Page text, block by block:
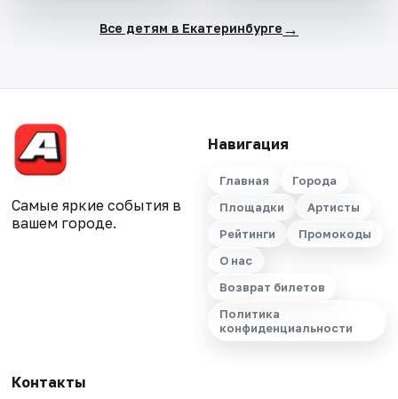
Все детям в Екатеринбурге →
Самые яркие события в
вашем городе.
Навигация
Главная
Города
Площадки
Артисты
Рейтинги
Промокоды
О нас
Возврат билетов
Политика
конфиденциальности
Контакты